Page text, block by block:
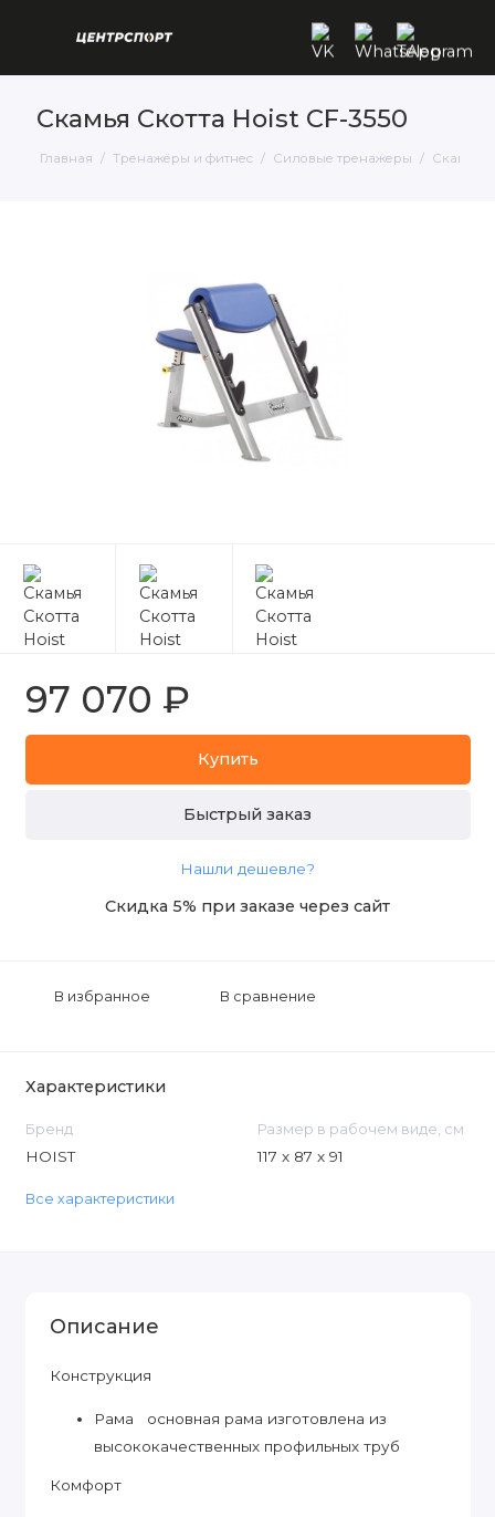
Скамья Скотта Hoist CF-3550
Главная Тренажёры и фитнес Cиловые тренажеры Скамьи,
97 070 ₽
Купить
Быстрый заказ
Нашли дешевле?
Скидка 5% при заказе через сайт
В избранное В сравнение
Характеристики
Бренд
HOIST
Размер в рабочем виде, см
117 x 87 x 91
Все характеристики
Описание
Конструкция
Рама основная рама изготовлена из
высококачественных профильных труб
Комфорт